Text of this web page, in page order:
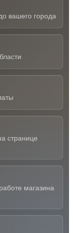
вашего города
странице
магазина